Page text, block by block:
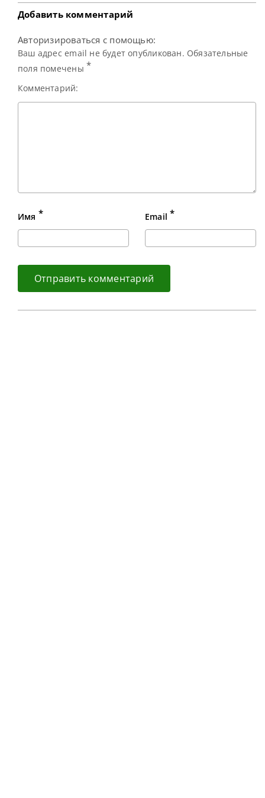
успех Дина на China
Open в 2005 году,
когда он, будучи
Добавить комментарий
Авторизироваться с помощью:
Ваш адрес email не будет опубликован. Обязательные
поля помечены *
Комментарий:
Имя * Email *